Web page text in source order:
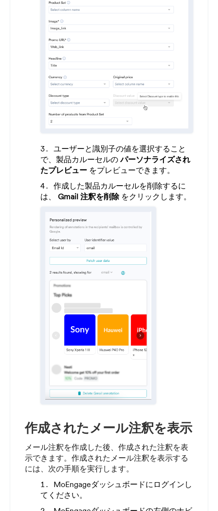
ユーザーと識別子の値を選択すること
で、製品カルーセルのパーソナライズされ
たプレビュー をプレビューできます。
作成した製品カルーセルを削除するに
は、 Gmail 注釈を削除 をクリックします。
作成されたメール注釈を表示
メール注釈を作成した後、作成された注釈を表
示できます。作成されたメール注釈を表示する
には、次の手順を実行します。
MoEngageダッシュボードにログインし
てください。